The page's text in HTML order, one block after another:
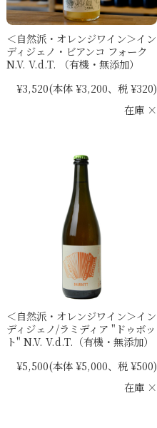
＜自然派・オレンジワイン＞イン
ディジェノ・ビアンコ フォーク
N.V. V.d.T. （有機・無添加）
¥3,520(本体 ¥3,200、税 ¥320)
在庫 ×
＜自然派・オレンジワイン＞イン
ディジェノ/ラミディア "ドゥボッ
ト" N.V. V.d.T.（有機・無添加）
¥5,500(本体 ¥5,000、税 ¥500)
在庫 ×